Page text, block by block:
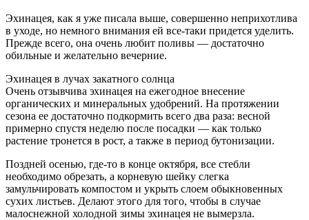
Эхинацея, как я уже писала выше, совершенно неприхотлива
в уходе, но немного внимания ей все-таки придется уделить.
Прежде всего, она очень любит поливы — достаточно
обильные и желательно вечерние.
Эхинацея в лучах закатного солнца
Очень отзывчива эхинацея на ежегодное внесение
органических и минеральных удобрений. На протяжении
сезона ее достаточно подкормить всего два раза: весной
примерно спустя неделю после посадки — как только
растение тронется в рост, а также в период бутонизации.
Поздней осенью, где-то в конце октября, все стебли
необходимо обрезать, а корневую шейку слегка
замульчировать компостом и укрыть слоем обыкновенных
сухих листьев. Делают этого для того, чтобы в случае
малоснежной холодной зимы эхинацея не вымерзла.